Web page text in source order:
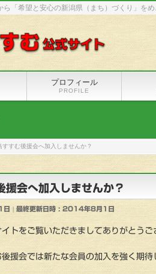
ら「希望と安心の新潟県（まち）づくり」を
プロフィール
PROFILE
すすむ後援会へ加入しませんか？
援会へ加入しませんか？
最終更新日時 : 2014年8月1日
トをご覧いただきましてありがとうご
援会では新たな会員の加入を強く期待